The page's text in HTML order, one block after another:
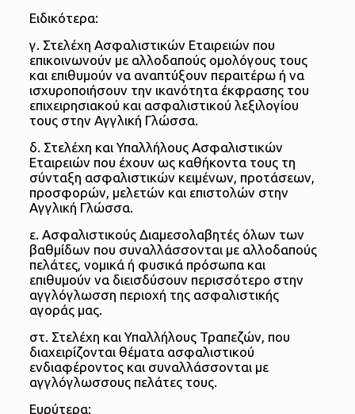
Ειδικότερα:
γ. Στελέχη Ασφαλιστικών Εταιρειών που
επικοινωνούν με αλλοδαπούς ομολόγους τους
και επιθυμούν να αναπτύξουν περαιτέρω ή να
ισχυροποιήσουν την ικανότητα έκφρασης του
επιχειρησιακού και ασφαλιστικού λεξιλογίου
τους στην Αγγλική Γλώσσα.
δ. Στελέχη και Υπαλλήλους Ασφαλιστικών
Εταιρειών που έχουν ως καθήκοντα τους τη
σύνταξη ασφαλιστικών κειμένων, προτάσεων,
προσφορών, μελετών και επιστολών στην
Αγγλική Γλώσσα.
ε. Ασφαλιστικούς Διαμεσολαβητές όλων των
βαθμίδων που συναλλάσσονται με αλλοδαπούς
πελάτες, νομικά ή φυσικά πρόσωπα και
επιθυμούν να διεισδύσουν περισσότερο στην
αγγλόγλωσση περιοχή της ασφαλιστικής
αγοράς μας.
στ. Στελέχη και Υπαλλήλους Τραπεζών, που
διαχειρίζονται θέματα ασφαλιστικού
ενδιαφέροντος και συναλλάσσονται με
αγγλόγλωσσους πελάτες τους.
Ευρύτερα: